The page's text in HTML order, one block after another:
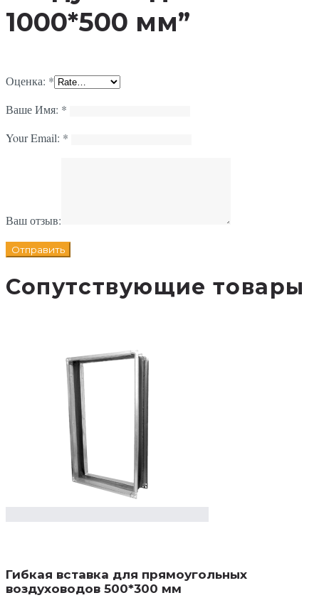
1000*500 мм”
Оценка: *
Ваше Имя: *
Your Email: *
Ваш отзыв:
Сопутствующие товары
Гибкая вставка для прямоугольных
воздуховодов 500*300 мм